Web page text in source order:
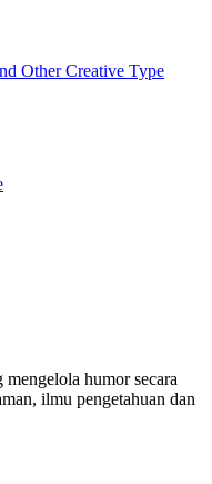
Other Creative Type
humor secara
ilmu pengetahuan dan